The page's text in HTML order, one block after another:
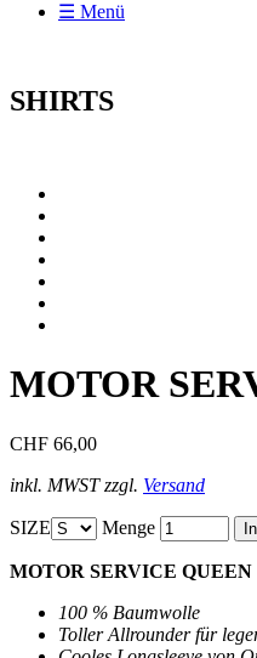
☰ Menü
SHIRTS
MOTOR
CHF 66,00
inkl. MWST zzgl. Versand
SIZE Menge
MOTOR SERVICE QUEEN
100 % Baumwolle
Toller Allrounder für